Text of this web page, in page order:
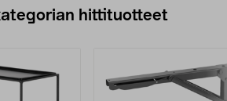
hittituotteet